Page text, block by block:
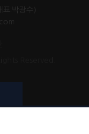
:박광수)